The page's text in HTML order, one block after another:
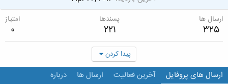
ارسال ها
325
پسندها
221
امتیاز
0
پیدا کردن
ارسال های پروفایل آخرین فعالیت ارسال ها درباره